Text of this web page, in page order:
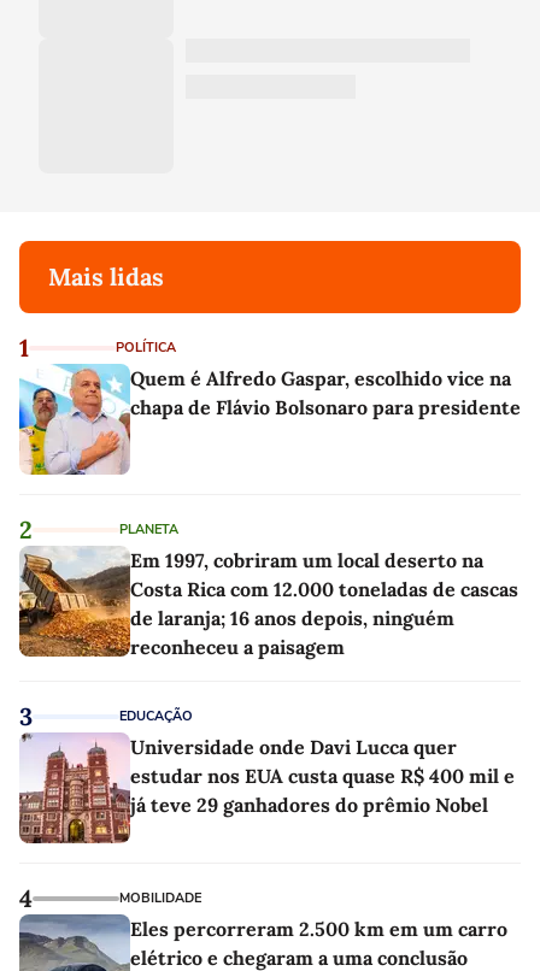
Mais lidas
1 POLÍTICA
Quem é Alfredo Gaspar, escolhido vice na
chapa de Flávio Bolsonaro para presidente
2 PLANETA
Em 1997, cobriram um local deserto na
Costa Rica com 12.000 toneladas de cascas
de laranja; 16 anos depois, ninguém
reconheceu a paisagem
3 EDUCAÇÃO
Universidade onde Davi Lucca quer
estudar nos EUA custa quase R$ 400 mil e
já teve 29 ganhadores do prêmio Nobel
4 MOBILIDADE
Eles percorreram 2.500 km em um carro
elétrico e chegaram a uma conclusão